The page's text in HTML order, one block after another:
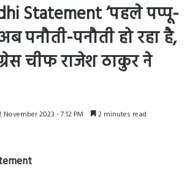
Statement ‘पहले पप्पू-
पनौती-पनौती हो रहा है,
चीफ राजेश ठाकुर ने
November 2023 - 7:12 PM 2 minutes read